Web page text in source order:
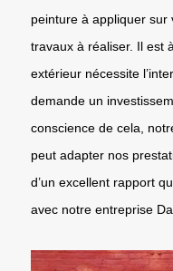
peinture à appliquer
travaux à réaliser. Il est
extérieur nécessite
demande un
conscience de cela,
peut adapter nos
d’un excellent rapport
avec notre entreprise